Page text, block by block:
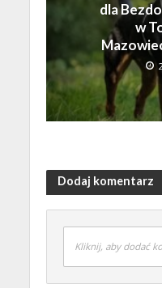
dla
w
Dodaj komentarz
Kliknij, aby dodać